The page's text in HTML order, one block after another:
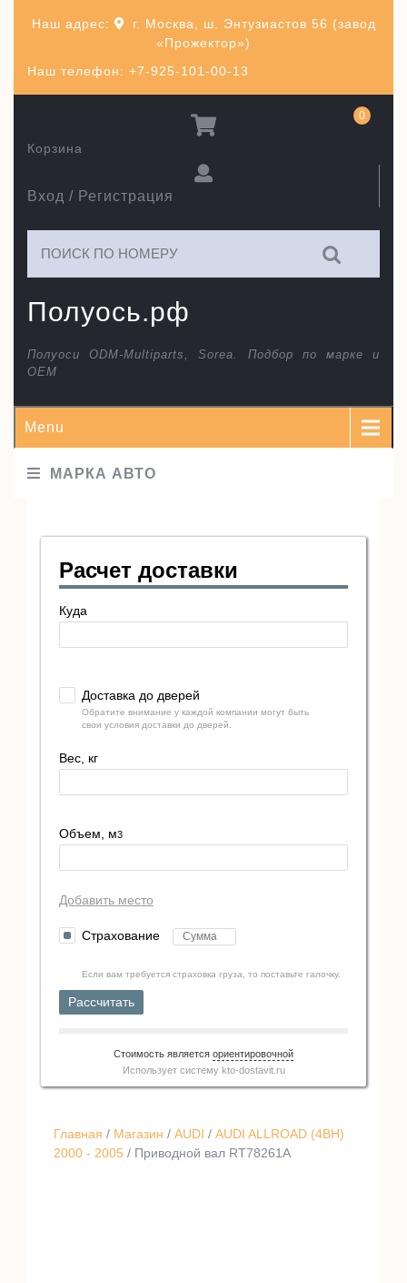
Наш телефон: +7-925-101-00-13
Наш адрес:
г. Москва, ш. Энтузиастов 56 (завод
«Прожектор»)
Полуось.рф
Полуоси ODM-Multiparts, Sorea. Подбор по марке и
ОЕМ
Вход / Регистрация
Корзина
0
Menu
МАРКА АВТО
Главная / Магазин / AUDI / AUDI ALLROAD (4BH)
2000 - 2005 / Приводной вал RT78261A
Расчет доставки
Куда
Доставка до дверей
Обратите внимание у каждой компании могут быть
свои условия доставки до дверей.
Вес, кг
Объем, м3
Добавить место
Страхование
Если вам требуется страховка груза, то поставьте галочку.
Рассчитать
Стоимость является ориентировочной
Использует систему kto-dostavit.ru